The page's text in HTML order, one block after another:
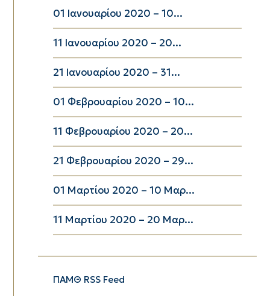
01 Ιανουαρίου 2020 – 10...
11 Ιανουαρίου 2020 – 20...
21 Ιανουαρίου 2020 – 31...
01 Φεβρουαρίου 2020 – 10...
11 Φεβρουαρίου 2020 – 20...
21 Φεβρουαρίου 2020 – 29...
01 Μαρτίου 2020 – 10 Μαρ...
11 Μαρτίου 2020 – 20 Μαρ...
ΠΑΜΘ RSS Feed